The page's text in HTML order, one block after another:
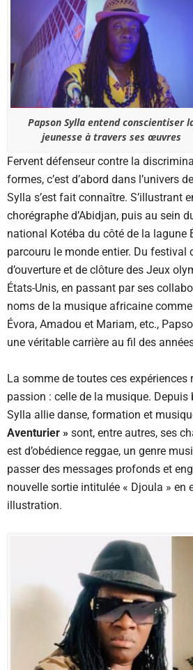
Papson Sylla entend conscientiser
jeunesse à travers ses œuvres
Fervent défenseur contre la
formes, c’est d’abord dans l’univers
Sylla s’est fait connaître. S’illustrant
chorégraphe d’Abidjan, puis au sein
national Kotéba du côté de la lagune
parcouru le monde entier. Du festival
d’ouverture et de clôture des Jeux
États-Unis, en passant par ses
noms de la musique africaine
Évora, Amadou et Mariam, etc.,
une véritable carrière au fil des
La somme de toutes ces expériences
passion : celle de la musique. Depuis
Sylla allie danse, formation et
Aventurier » sont, entre autres, ses
est d’obédience reggae, un genre
passer des messages profonds et
nouvelle sortie intitulée « Djoula » en
illustration.